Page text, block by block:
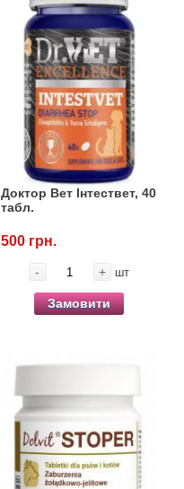
Доктор Вет Інтествет, 40
табл.
500 грн.
- + шт
Замовити